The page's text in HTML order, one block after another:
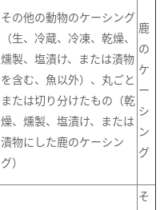
その他の動物のケーシング
（生、冷蔵、冷凍、乾燥、
燻製、塩漬け、または漬物
を含む、魚以外）、丸ごと
または切り分けたもの（乾
燥、燻製、塩漬け、または
漬物にした鹿のケーシン
グ）
鹿
の
ケ
ー
シ
ン
グ
そ